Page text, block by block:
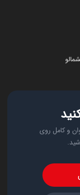
و کامل روی